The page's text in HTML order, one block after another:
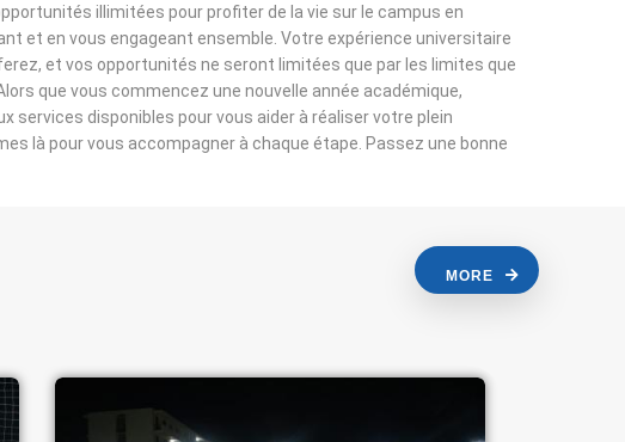
illimitées pour profiter de la vie sur le campus en
et en vous engageant ensemble. Votre expérience universitaire
et vos opportunités ne seront limitées que par les limites que
que vous commencez une nouvelle année académique,
services disponibles pour vous aider à réaliser votre plein
là pour vous accompagner à chaque étape. Passez une bonne
MORE